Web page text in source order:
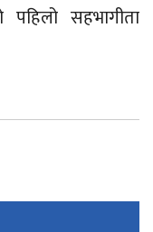
पहिलो सहभागीता